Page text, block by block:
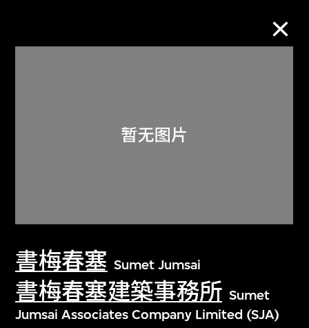
書梅春塞 Sumet Jumsai
書梅春塞建築事務所 Sumet
Jumsai Associates Company Limited (SJA)
关于M+藏品
探索世界顶级的二十及二十一世纪视觉
文化藏品。